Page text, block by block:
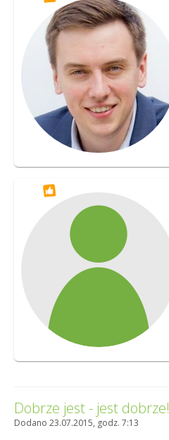
Dobrze jest - jest dobrze!
Dodano 23.07.2015, godz. 7:13